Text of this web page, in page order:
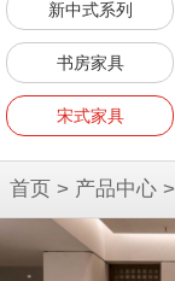
新中式系列
书房家具
宋式家具
首页> 产品中心>